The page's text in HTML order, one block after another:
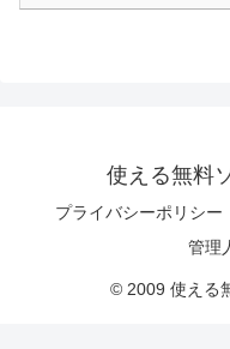
使える無料
プライバシーポリシー
管理
© 2009 使える